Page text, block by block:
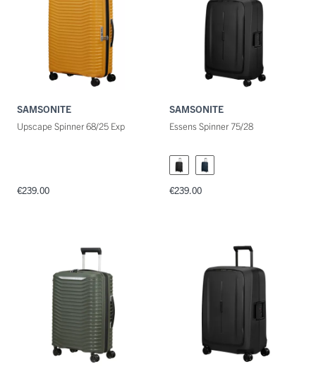
SAMSONITE
Upscape Spinner 68/25 Exp
€239.00
SAMSONITE
Essens Spinner 75/28
€239.00